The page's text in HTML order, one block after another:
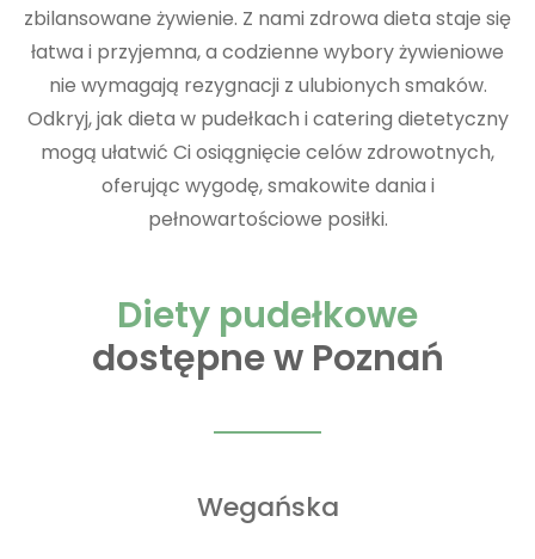
zbilansowane żywienie. Z nami zdrowa dieta staje się
łatwa i przyjemna, a codzienne wybory żywieniowe
nie wymagają rezygnacji z ulubionych smaków.
Odkryj, jak dieta w pudełkach i catering dietetyczny
mogą ułatwić Ci osiągnięcie celów zdrowotnych,
oferując wygodę, smakowite dania i
pełnowartościowe posiłki.
Diety pudełkowe
dostępne w Poznań
Wegańska